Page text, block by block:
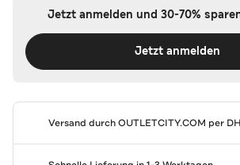
Jetzt anmelden und 30-70%
Jetzt anmelden
Versand durchOUTLETCITY.COM per